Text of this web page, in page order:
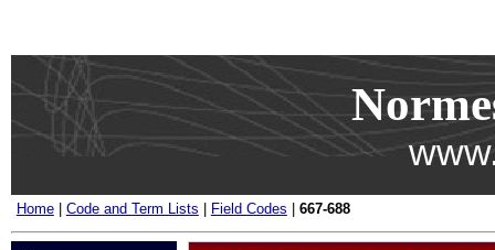
Home| Code and Term Lists | Field Codes | 667-688